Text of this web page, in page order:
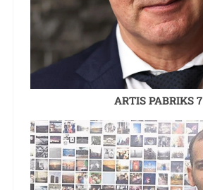
ARTIS PABRIKS 7